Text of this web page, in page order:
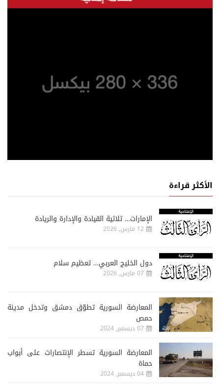
الأكثر قراءة
الإمارات… ثلاثية القيادة والإدارة والريادة
12 مارس, 2026
دول الخليج العربي… تعظيم سلام
07 مارس, 2026
المعارضة السورية تطوّق دمشق وتدخل مدينة
حمص
07 ديسمبر, 2024
المعارضة السورية تسطر الإنتصارات على أبواب
حماة
04 ديسمبر, 2024